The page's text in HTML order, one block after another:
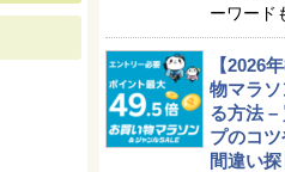
ーワード
【2026
物マラ
る方法 –
プのコツ
間違い